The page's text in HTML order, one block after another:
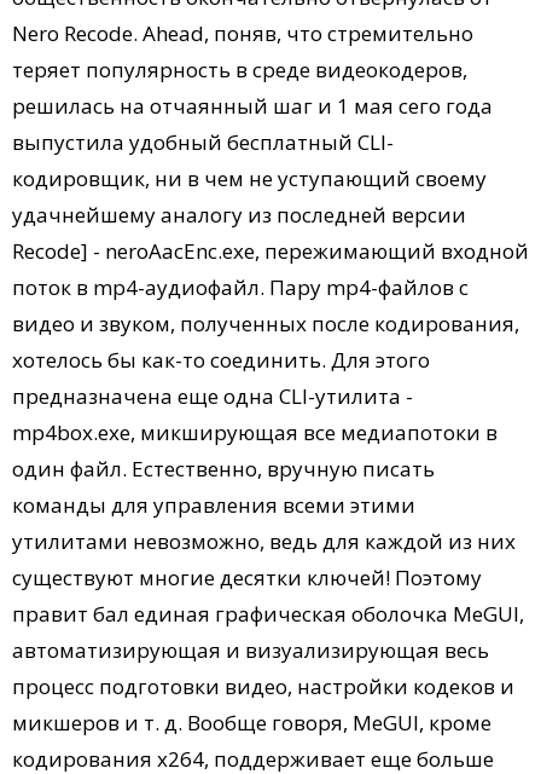
Nero Recode. Ahead, поняв, что стремительно
теряет популярность в среде видеокодеров,
решилась на отчаянный шаг и 1 мая сего года
выпустила удобный бесплатный CLI-
кодировщик, ни в чем не уступающий своему
удачнейшему аналогу из последней версии
Recode] - neroAacEnc.exe, пережимающий входной
поток в mp4-аудиофайл. Пару mp4-файлов с
видео и звуком, полученных после кодирования,
хотелось бы как-то соединить. Для этого
предназначена еще одна CLI-утилита -
mp4box.exe, микширующая все медиапотоки в
один файл. Естественно, вручную писать
команды для управления всеми этими
утилитами невозможно, ведь для каждой из них
существуют многие десятки ключей! Поэтому
правит бал единая графическая оболочка MeGUI,
автоматизирующая и визуализирующая весь
процесс подготовки видео, настройки кодеков и
микшеров и т. д. Вообще говоря, MeGUI, кроме
кодирования x264, поддерживает еще больше